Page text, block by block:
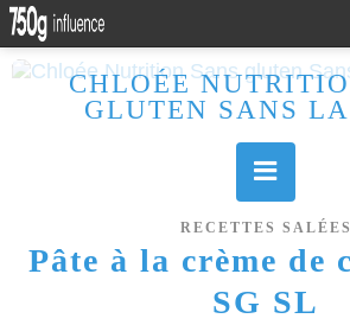
CHLOÉE
GLUTEN SANS
RECETTES SALÉES
Pâte à la crème de
SG SL